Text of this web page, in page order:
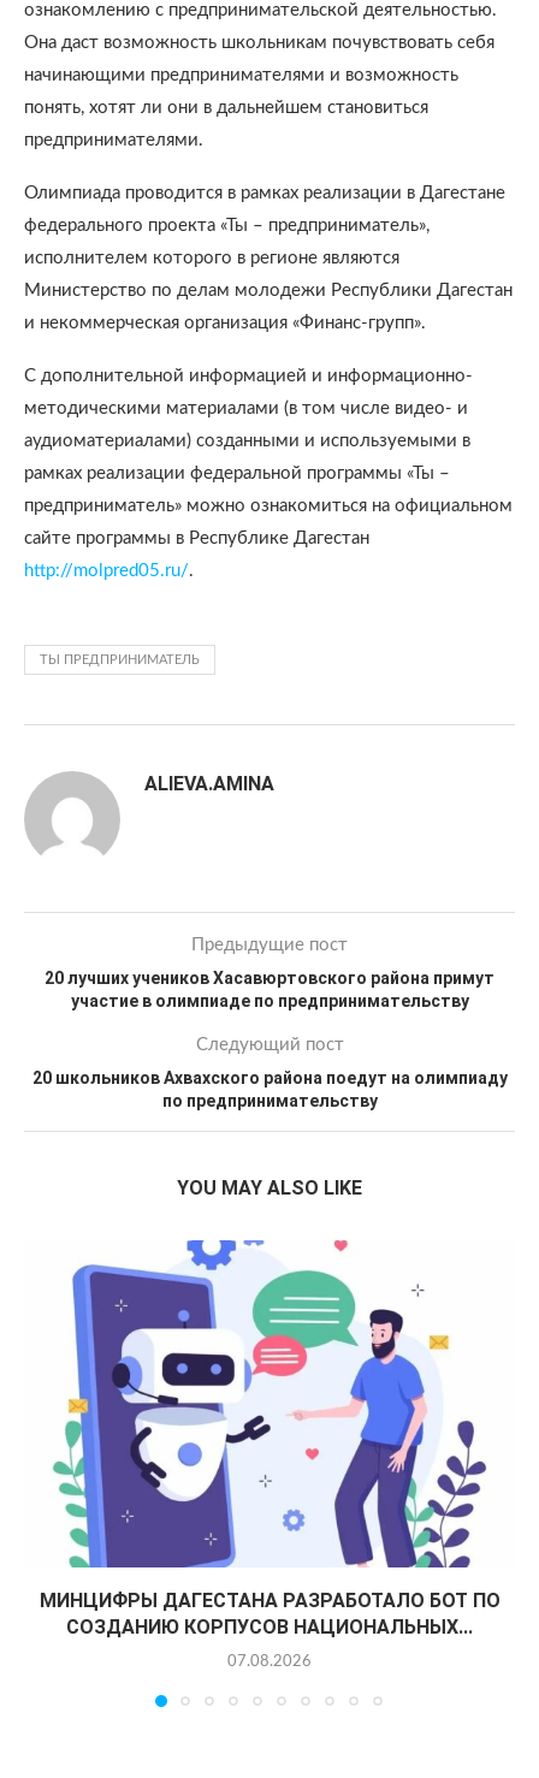
ознакомлению с предпринимательской деятельностью.
Она даст возможность школьникам почувствовать себя
начинающими предпринимателями и возможность
понять, хотят ли они в дальнейшем становиться
предпринимателями.
Олимпиада проводится в рамках реализации в Дагестане
федерального проекта «Ты – предприниматель»,
исполнителем которого в регионе являются
Министерство по делам молодежи Республики Дагестан
и некоммерческая организация «Финанс-групп».
С дополнительной информацией и информационно-
методическими материалами (в том числе видео- и
аудиоматериалами) созданными и используемыми в
рамках реализации федеральной программы «Ты –
предприниматель» можно ознакомиться на официальном
сайте программы в Республике Дагестан
http://molpred05.ru/.
ТЫ ПРЕДПРИНИМАТЕЛЬ
ALIEVA.AMINA
Предыдущие пост
20 лучших учеников Хасавюртовского района примут
участие в олимпиаде по предпринимательству
Следующий пост
20 школьников Ахвахского района поедут на олимпиаду
по предпринимательству
YOU MAY ALSO LIKE
МИНЦИФРЫ ДАГЕСТАНА РАЗРАБОТАЛО БОТ ПО
СОЗДАНИЮ КОРПУСОВ НАЦИОНАЛЬНЫХ...
07.08.2026